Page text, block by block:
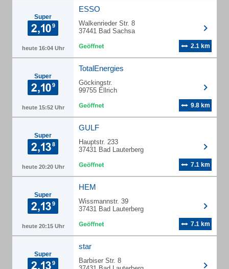
Super
heute 16:04 Uhr
ESSO
Walkenrieder Str. 8
37441 Bad Sachsa
2.1 km
Super
heute 15:52 Uhr
TotalEnergies
Göckingstr.
99755 Ellrich
9.8 km
Super
heute 20:20 Uhr
GULF
Hauptstr. 233
37431 Bad Lauterberg
7.1 km
Super
heute 20:15 Uhr
HEM
Wissmannstr. 39
37431 Bad Lauterberg
7.1 km
Super
star
Barbiser Str. 8